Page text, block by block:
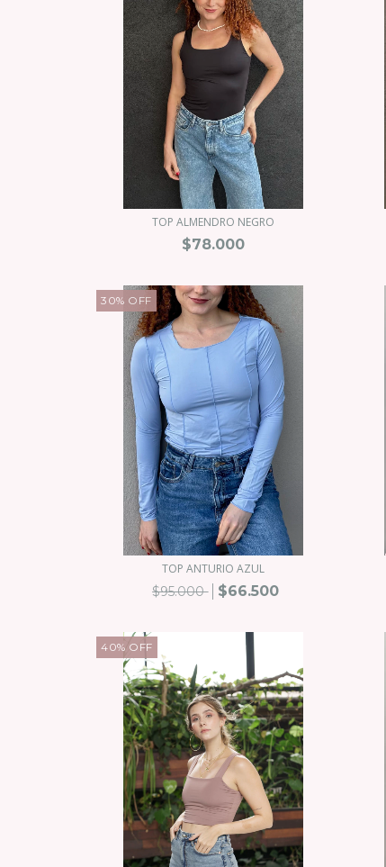
TOP ALMENDRO NEGRO
$78.000
30% OFF
TOP ANTURIO AZUL
$95.000 $66.500
40% OFF